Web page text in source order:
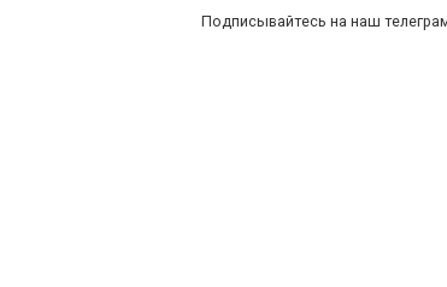
Подписывайтесь на наш